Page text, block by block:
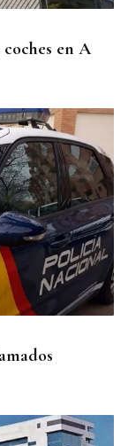
en A